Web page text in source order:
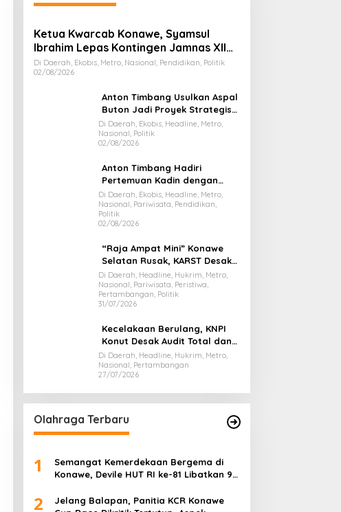
Ketua Kwarcab Konawe, Syamsul
Ibrahim Lepas Kontingen Jamnas XII
2026
Di Daerah, Ekobis, Metro, Nasional, Pendidikan, Politik
02/08/2026
Anton Timbang Usulkan Aspal
Buton Jadi Proyek Strategis
Nasional
Di Daerah, Ekobis, Headline, Metro,
Nasional, Politik
02/08/2026
Anton Timbang Hadiri
Pertemuan Kadin dengan
Presiden Prabowo, Bawa Misi
Majukan Ekonomi Sultra
Di Daerah, Ekobis, Headline, Metro,
Nasional, Pariwisata, Pendidikan,
Politik
02/08/2026
“Raja Ampat Mini” Konawe
Selatan Rusak, KARST Desak
Gubernur Evaluasi Total
Dispar Sultra
Di Daerah, Headline, Hukrim, Metro,
Nasional, Pariwisata, Peristiwa,
Pertambangan, Politik
31/07/2026
Kecelakaan Berulang, KNPI
Konut Desak Audit Total dan
Hentikan Hauling PT SPL
Di Daerah, Headline, Hukrim, Metro,
Nasional, Pertambangan
27/07/2026
Olahraga Terbaru
1
Semangat Kemerdekaan Bergema di
Konawe, Devile HUT RI ke-81 Libatkan 98
2
Jelang Balapan, Panitia KCR Konawe